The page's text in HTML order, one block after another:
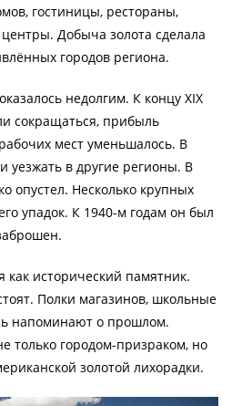
гостиницы, рестораны,
Добыча золота сделала
городов региона.
недолгим. К концу XIX
сокращаться, прибыль
мест уменьшалось. В
уезжать в другие регионы. В
опустел. Несколько крупных
упадок. К 1940-м годам он был
как исторический памятник.
Полки магазинов, школьные
напоминают о прошлом.
только городом-призраком, но
золотой лихорадки.